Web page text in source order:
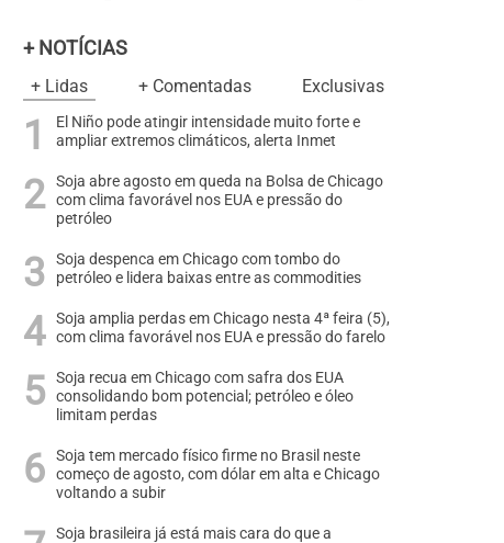
+ NOTÍCIAS
+ Lidas + Comentadas Exclusivas
El Niño pode atingir intensidade muito forte e
ampliar extremos climáticos, alerta Inmet
Soja abre agosto em queda na Bolsa de Chicago
com clima favorável nos EUA e pressão do
petróleo
Soja despenca em Chicago com tombo do
petróleo e lidera baixas entre as commodities
Soja amplia perdas em Chicago nesta 4ª feira (5),
com clima favorável nos EUA e pressão do farelo
Soja recua em Chicago com safra dos EUA
consolidando bom potencial; petróleo e óleo
limitam perdas
Soja tem mercado físico firme no Brasil neste
começo de agosto, com dólar em alta e Chicago
voltando a subir
Soja brasileira já está mais cara do que a